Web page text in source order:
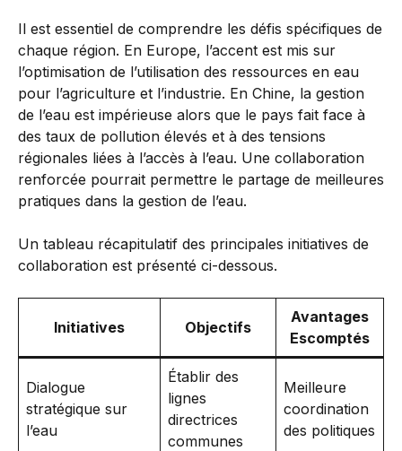
Il est essentiel de comprendre les défis spécifiques de
chaque région. En Europe, l’accent est mis sur
l’optimisation de l’utilisation des ressources en eau
pour l’agriculture et l’industrie. En Chine, la gestion
de l’eau est impérieuse alors que le pays fait face à
des taux de pollution élevés et à des tensions
régionales liées à l’accès à l’eau. Une collaboration
renforcée pourrait permettre le partage de meilleures
pratiques dans la gestion de l’eau.
Un tableau récapitulatif des principales initiatives de
collaboration est présenté ci-dessous.
Initiatives Objectifs
Avantages
Escomptés
Dialogue
stratégique sur
l’eau
Établir des
lignes
directrices
communes
Meilleure
coordination
des politiques